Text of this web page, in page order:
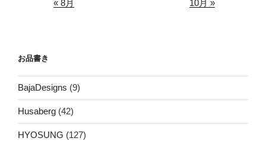
« 8月 10月 »
お品書き
BajaDesigns (9)
Husaberg (42)
HYOSUNG (127)